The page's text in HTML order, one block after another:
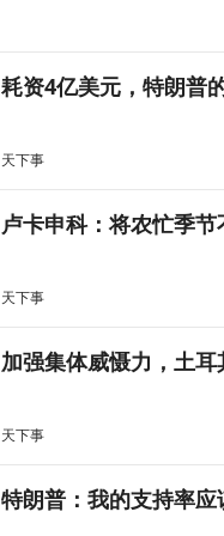
耗资4亿美元，特朗普
天下事
卢卡申科：将农忙季
天下事
加强集体威慑力，土
天下事
特朗普：我的支持率应